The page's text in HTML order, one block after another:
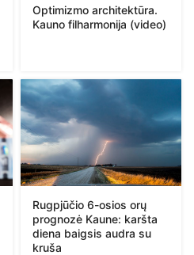
Optimizmo architektūra.
Kauno filharmonija (video)
Rugpjūčio 6-osios orų
prognozė Kaune: karšta
diena baigsis audra su
kruša